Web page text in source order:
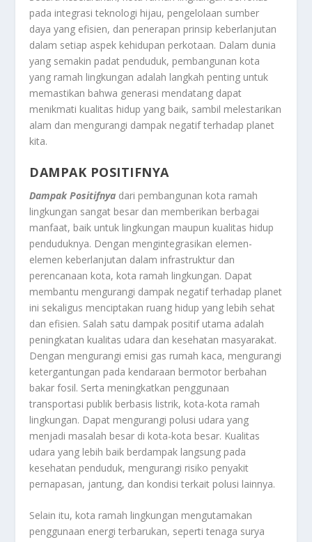
pada integrasi teknologi hijau, pengelolaan sumber
daya yang efisien, dan penerapan prinsip keberlanjutan
dalam setiap aspek kehidupan perkotaan. Dalam dunia
yang semakin padat penduduk, pembangunan kota
yang ramah lingkungan adalah langkah penting untuk
memastikan bahwa generasi mendatang dapat
menikmati kualitas hidup yang baik, sambil melestarikan
alam dan mengurangi dampak negatif terhadap planet
kita.
DAMPAK POSITIFNYA
Dampak Positifnya dari pembangunan kota ramah
lingkungan sangat besar dan memberikan berbagai
manfaat, baik untuk lingkungan maupun kualitas hidup
penduduknya. Dengan mengintegrasikan elemen-
elemen keberlanjutan dalam infrastruktur dan
perencanaan kota, kota ramah lingkungan. Dapat
membantu mengurangi dampak negatif terhadap planet
ini sekaligus menciptakan ruang hidup yang lebih sehat
dan efisien. Salah satu dampak positif utama adalah
peningkatan kualitas udara dan kesehatan masyarakat.
Dengan mengurangi emisi gas rumah kaca, mengurangi
ketergantungan pada kendaraan bermotor berbahan
bakar fosil. Serta meningkatkan penggunaan
transportasi publik berbasis listrik, kota-kota ramah
lingkungan. Dapat mengurangi polusi udara yang
menjadi masalah besar di kota-kota besar. Kualitas
udara yang lebih baik berdampak langsung pada
kesehatan penduduk, mengurangi risiko penyakit
pernapasan, jantung, dan kondisi terkait polusi lainnya.
Selain itu, kota ramah lingkungan mengutamakan
penggunaan energi terbarukan, seperti tenaga surya